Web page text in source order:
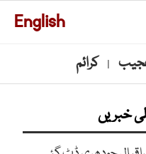
English
| کرائم
خبریں